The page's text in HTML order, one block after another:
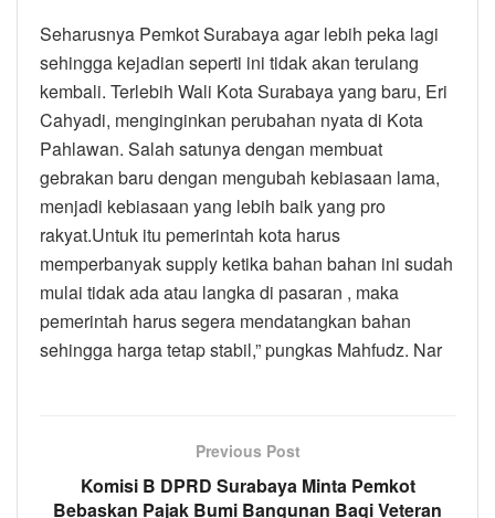
Seharusnya Pemkot Surabaya agar lebih peka lagi
sehingga kejadian seperti ini tidak akan terulang
kembali. Terlebih Wali Kota Surabaya yang baru, Eri
Cahyadi, menginginkan perubahan nyata di Kota
Pahlawan. Salah satunya dengan membuat
gebrakan baru dengan mengubah kebiasaan lama,
menjadi kebiasaan yang lebih baik yang pro
rakyat.Untuk itu pemerintah kota harus
memperbanyak supply ketika bahan bahan ini sudah
mulai tidak ada atau langka di pasaran , maka
pemerintah harus segera mendatangkan bahan
sehingga harga tetap stabil,” pungkas Mahfudz. Nar
Previous Post
Komisi B DPRD Surabaya Minta Pemkot
Bebaskan Pajak Bumi Bangunan Bagi Veteran